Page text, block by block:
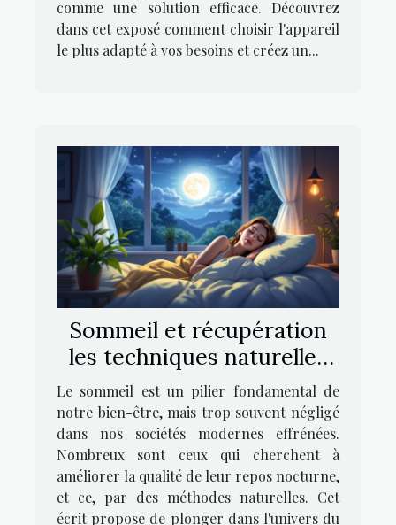
comme une solution efficace. Découvrez
dans cet exposé comment choisir l'appareil
le plus adapté à vos besoins et créez un...
Sommeil et récupération
les techniques naturelles
pour améliorer la qualité
du repos nocturne
Le sommeil est un pilier fondamental de
notre bien-être, mais trop souvent négligé
dans nos sociétés modernes effrénées.
Nombreux sont ceux qui cherchent à
améliorer la qualité de leur repos nocturne,
et ce, par des méthodes naturelles. Cet
écrit propose de plonger dans l'univers du